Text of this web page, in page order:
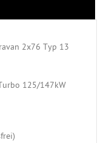
2x76 Typ 13
125/147kW